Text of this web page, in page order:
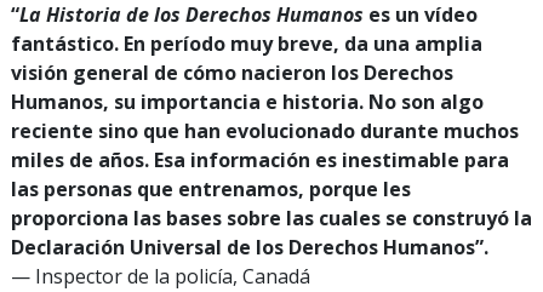
“La Historia de los Derechos Humanos es un vídeo
fantástico. En período muy breve, da una amplia
visión general de cómo nacieron los Derechos
Humanos, su importancia e historia. No son algo
reciente sino que han evolucionado durante muchos
miles de años. Esa información es inestimable para
las personas que entrenamos, porque les
proporciona las bases sobre las cuales se construyó la
Declaración Universal de los Derechos Humanos”.
— Inspector de la policía, Canadá